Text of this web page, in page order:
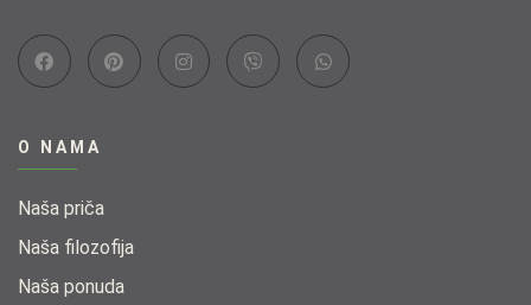
O NAMA
Naša priča
Naša filozofija
Naša ponuda​